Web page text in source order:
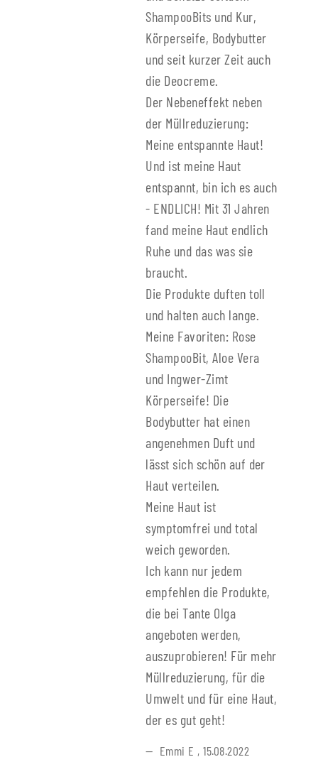
ShampooBits und Kur,
Körperseife, Bodybutter
und seit kurzer Zeit auch
die Deocreme.
Der Nebeneffekt neben
der Müllreduzierung:
Meine entspannte Haut!
Und ist meine Haut
entspannt, bin ich es auch
- ENDLICH! Mit 31 Jahren
fand meine Haut endlich
Ruhe und das was sie
braucht.
Die Produkte duften toll
und halten auch lange.
Meine Favoriten: Rose
ShampooBit, Aloe Vera
und Ingwer-Zimt
Körperseife! Die
Bodybutter hat einen
angenehmen Duft und
lässt sich schön auf der
Haut verteilen.
Meine Haut ist
symptomfrei und total
weich geworden.
Ich kann nur jedem
empfehlen die Produkte,
die bei Tante Olga
angeboten werden,
auszuprobieren! Für mehr
Müllreduzierung, für die
Umwelt und für eine Haut,
der es gut geht!
Emmi E ,15.08.2022